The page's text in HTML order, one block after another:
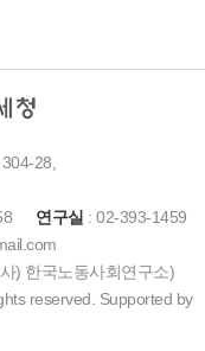
28,
연구실 : 02-393-1459
) 한국노동사회연구소)
reserved. Supported by